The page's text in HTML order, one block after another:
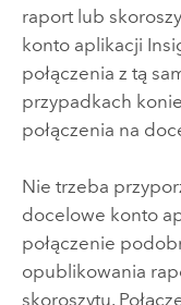
raport lub
konto aplikacji
połączenia z tą
przypadkach
połączenia na
Nie trzeba
docelowe konto
połączenie
opublikowania
skoroszytu.